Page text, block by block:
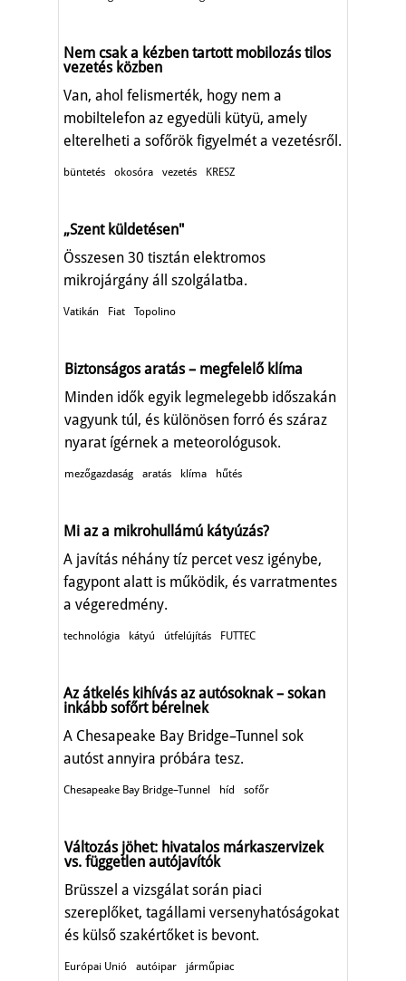
Nem csak a kézben tartott mobilozás tilos
vezetés közben
Van, ahol felismerték, hogy nem a
mobiltelefon az egyedüli kütyü, amely
elterelheti a sofőrök figyelmét a vezetésről.
büntetés okosóra vezetés KRESZ
„Szent küldetésen"
Összesen 30 tisztán elektromos
mikrojárgány áll szolgálatba.
Vatikán Fiat Topolino
Biztonságos aratás – megfelelő klíma
Minden idők egyik legmelegebb időszakán
vagyunk túl, és különösen forró és száraz
nyarat ígérnek a meteorológusok.
mezőgazdaság aratás klíma hűtés
Mi az a mikrohullámú kátyúzás?
A javítás néhány tíz percet vesz igénybe,
fagypont alatt is működik, és varratmentes
a végeredmény.
technológia kátyú útfelújítás FUTTEC
Az átkelés kihívás az autósoknak – sokan
inkább sofőrt bérelnek
A Chesapeake Bay Bridge–Tunnel sok
autóst annyira próbára tesz.
Chesapeake Bay Bridge–Tunnel híd sofőr
Változás jöhet: hivatalos márkaszervizek
vs. független autójavítók
Brüsszel a vizsgálat során piaci
szereplőket, tagállami versenyhatóságokat
és külső szakértőket is bevont.
Európai Unió autóipar járműpiac